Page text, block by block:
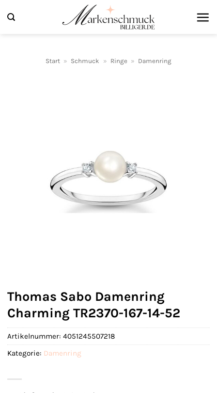
Inhalt
Start » Schmuck » Ringe » Damenring
Thomas Sabo Damenring
Charming TR2370-167-14-52
Artikelnummer: 4051245507218
Kategorie: Damenring